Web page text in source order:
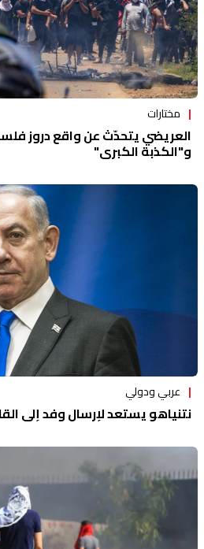
مختارات
العريضي يتحدّث عن واقع دروز
و"الكذبة الكبرى"
عربي ودولي
نتنياهو يستعد لإرسال وفد إلى